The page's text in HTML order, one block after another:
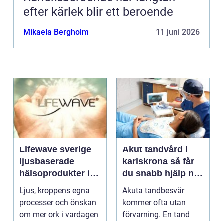
efter kärlek blir ett beroende
Mikaela Bergholm 11 juni 2026
Lifewave sverige
ljusbaserade
hälsoprodukter i
fokus
Ljus, kroppens egna
processer och önskan
om mer ork i vardagen
Akut tandvård i
karlskrona så får
du snabb hjälp när
tanden krisar
Akuta tandbesvär
kommer ofta utan
förvarning. En tand